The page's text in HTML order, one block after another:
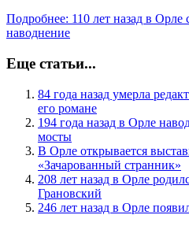
Подробнее: 110 лет назад в Орле
наводнение
Еще статьи...
84 года назад умерла
его романе
194 года назад в Орле
мосты
В Орле открывается
«Зачарованный странник»
208 лет назад в Орле
Грановский
246 лет назад в Орле